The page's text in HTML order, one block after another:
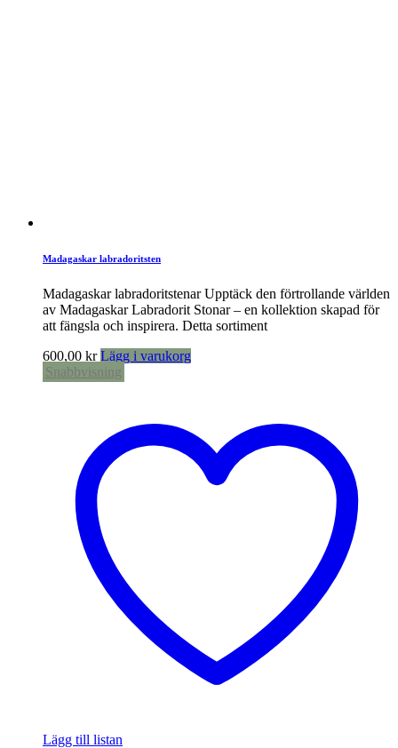
Madagaskar labradoritsten
Madagaskar labradoritstenar Upptäck den förtrollande världen
av Madagaskar Labradorit Stonar – en kollektion skapad för
att fängsla och inspirera. Detta sortiment
600,00 kr Lägg i varukorg
Snabbvisning
Lägg till listan